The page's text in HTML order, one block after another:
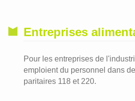
Entreprises
Pour les entreprises de
emploient du personnel dans
paritaires 118 et 220.